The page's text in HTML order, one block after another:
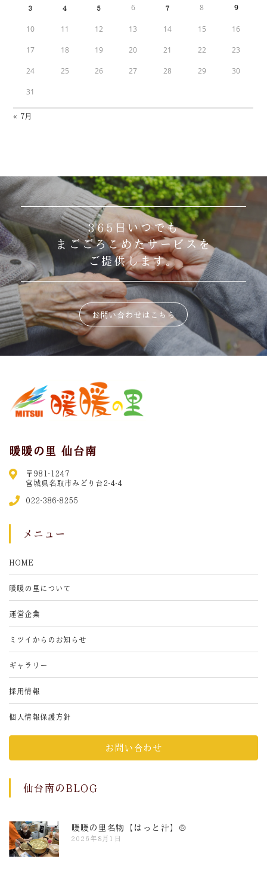
3 4 5 6 7 8 9
10 11 12 13 14 15 16
17 18 19 20 21 22 23
24 25 26 27 28 29 30
31
« 7月
365日いつでも
まごごろこめたサービスを
ご提供します。
お問い合わせはこちら
暖暖の里 仙台南
〒981-1247
宮城県名取市みどり台2-4-4
022-386-8255
メニュー
HOME
暖暖の里について
運営企業
ミツイからのお知らせ
ギャラリー
採用情報
個人情報保護方針
お問い合わせ
仙台南のBLOG
暖暖の里名物【はっと汁】🍲
2026年8月1日